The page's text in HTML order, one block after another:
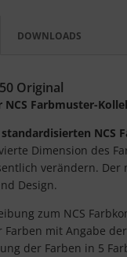
DOWNLOADS
Original
NCS Farbmuster-
NCS
Dimension des
verändern.
Design.
zum NCS
mit Angabe
der Farben in 5